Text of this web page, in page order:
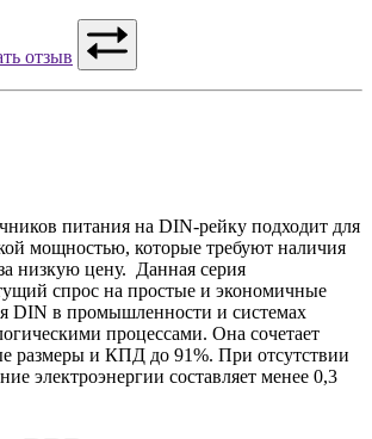
отзыв
питания на DIN-рейку подходит для
мощностью, которые требуют наличия
низкую цену. Данная серия
спрос на простые и экономичные
DIN в промышленности и системах
процессами. Она сочетает
размеры и КПД до 91%. При отсутствии
электроэнергии составляет менее 0,3